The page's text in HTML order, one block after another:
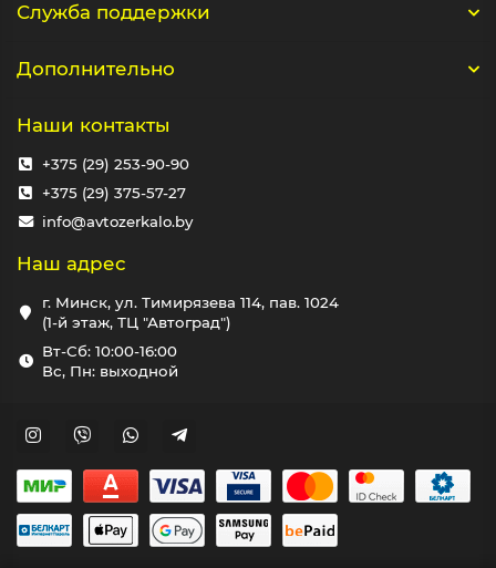
Служба поддержки
Дополнительно
Наши контакты
+375 (29) 253-90-90
+375 (29) 375-57-27
info@avtozerkalo.by
Наш адрес
г. Минск, ул. Тимирязева 114, пав. 1024
(1-й этаж, ТЦ "Автоград")
Вт-Сб: 10:00-16:00
Вс, Пн: выходной